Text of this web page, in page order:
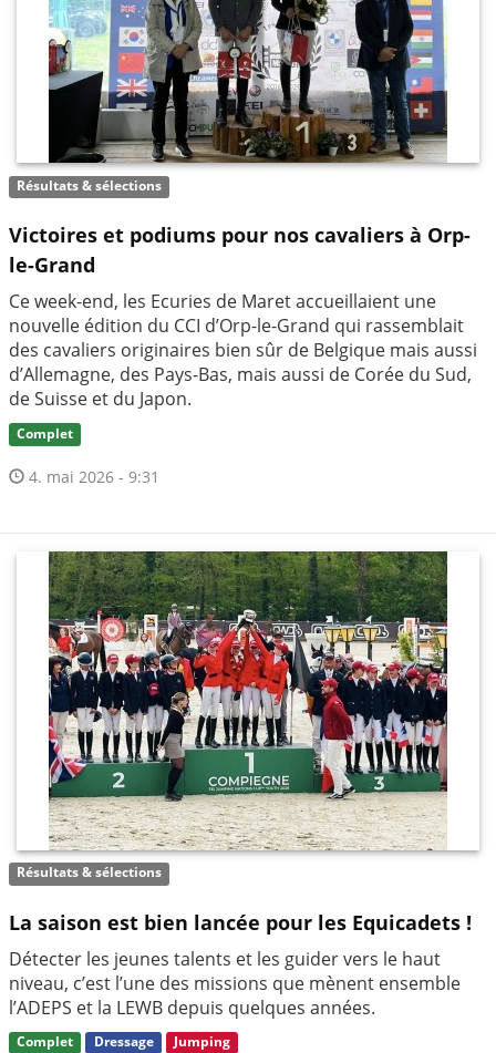
Résultats & sélections
Victoires et podiums pour nos cavaliers à Orp-
le-Grand
Ce week-end, les Ecuries de Maret accueillaient une
nouvelle édition du CCI d’Orp-le-Grand qui rassemblait
des cavaliers originaires bien sûr de Belgique mais aussi
d’Allemagne, des Pays-Bas, mais aussi de Corée du Sud,
de Suisse et du Japon.
Complet
4. mai 2026 - 9:31
Résultats & sélections
La saison est bien lancée pour les Equicadets !
Détecter les jeunes talents et les guider vers le haut
niveau, c’est l’une des missions que mènent ensemble
l’ADEPS et la LEWB depuis quelques années.
Complet Dressage Jumping